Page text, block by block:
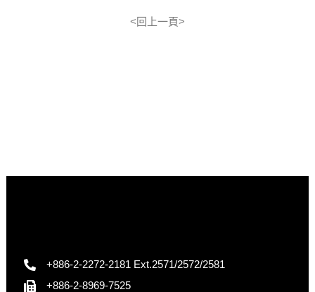
<回上一頁>
+886-2-2272-2181 Ext.2571/2572/2581
+886-2-8969-7525